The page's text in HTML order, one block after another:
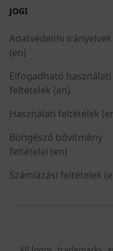
JOGI
Adatvédelmi irányelvek
(en)
Elfogadható használati
feltételek (en)
Használati feltételek
Böngésző bővítmény
feltételei (en)
Számlázási feltételek